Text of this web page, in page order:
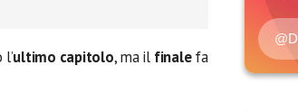
ultimo capitolo, ma il finalefa